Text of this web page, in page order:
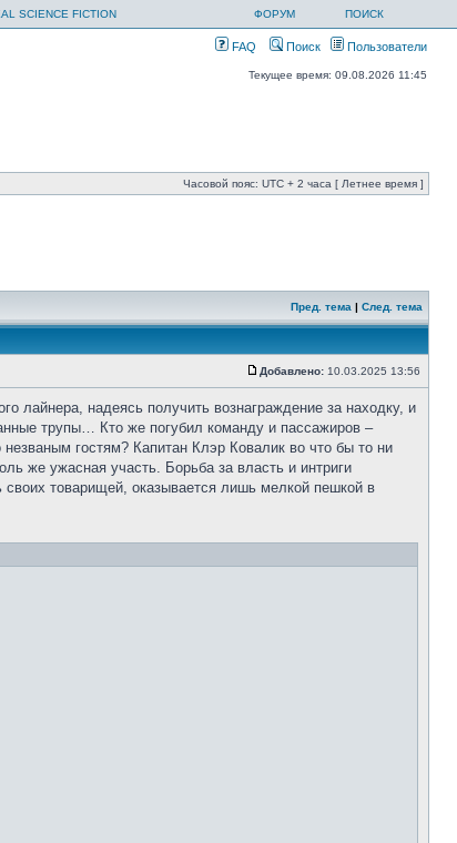
SCIENCE FICTION ФОРУМ ПОИСК
FAQ Поиск Пользователи
Текущее время: 09.08.2026 11:45
Часовой пояс: UTC + 2 часа [ Летнее время ]
Пред. тема | След. тема
Добавлено: 10.03.2025 13:56
лайнера, надеясь получить вознаграждение за находку, и
трупы… Кто же погубил команду и пассажиров –
гостям? Капитан Клэр Ковалик во что бы то ни
же ужасная участь. Борьба за власть и интриги
своих товарищей, оказывается лишь мелкой пешкой в